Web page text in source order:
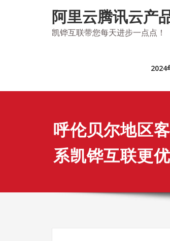
阿里云腾讯云产
凯铧互联带您每天进步一点点！
2024
呼伦贝尔地区
系凯铧互联更优